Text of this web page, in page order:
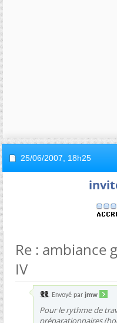
25/06/2007, 18h25
Re : ambiance
IV
Envoyé par jmw
Pour le rythme de
préparationnaires